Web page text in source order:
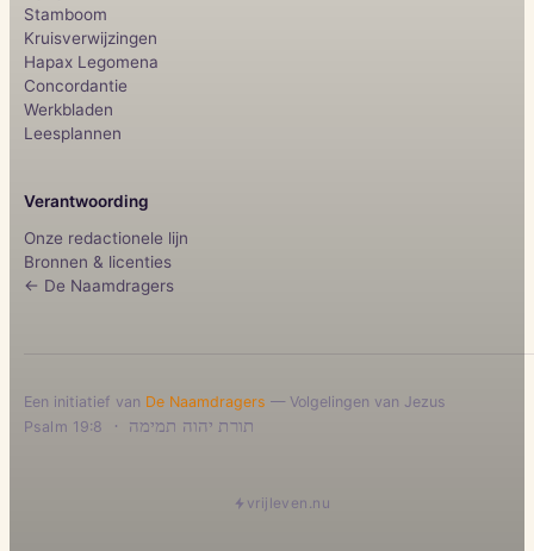
Stamboom
Kruisverwijzingen
Hapax Legomena
Concordantie
Werkbladen
Leesplannen
Verantwoording
Onze redactionele lijn
Bronnen & licenties
← De Naamdragers
Een initiatief van De Naamdragers — Volgelingen van Jezus
תורת יהוה תמימה ·
Psalm 19:8
vrijleven.nu